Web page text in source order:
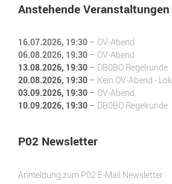
Anstehende Veranstaltungen
16.07.2026, 19:30 – OV-Abend
06.08.2026, 19:30 – OV-Abend
13.08.2026, 19:30 – DB0BO Regelrunde
20.08.2026, 19:30 – Kein OV-Abend -
03.09.2026, 19:30 – OV-Abend
10.09.2026, 19:30 – DB0BO Regelrunde
P02 Newsletter
Anmeldung zum P02 E-Mail Newsletter